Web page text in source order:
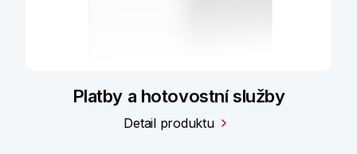
Platby a hotovostní služby
Detail produktu